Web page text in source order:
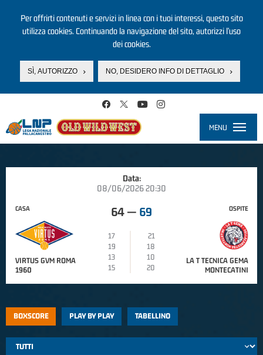
Per offrirti contenuti e servizi in linea con i tuoi interessi, questo sito
utilizza cookies. Continuando la navigazione del sito, autorizzi l’uso
dei cookies.
SÌ, AUTORIZZO NO, DESIDERO INFO DI DETTAGLIO
MENU
Data:
08/06/2026 20:30
CASA
VIRTUS GVM ROMA
1960
64 — 69
17
21
19
18
13
10
15
20
OSPITE
LA T TECNICA GEMA
MONTECATINI
BOXSCORE PLAY BY PLAY TABELLINO